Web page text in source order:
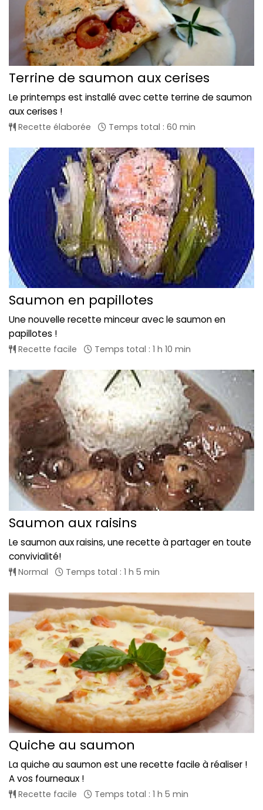
Terrine de saumon aux cerises
Le printemps est installé avec cette terrine de saumon
aux cerises !
Recette élaborée Temps total : 60 min
Saumon en papillotes
Une nouvelle recette minceur avec le saumon en
papillotes !
Recette facile Temps total : 1 h 10 min
Saumon aux raisins
Le saumon aux raisins, une recette à partager en toute
convivialité!
Normal Temps total : 1 h 5 min
Quiche au saumon
La quiche au saumon est une recette facile à réaliser !
A vos fourneaux !
Recette facile Temps total : 1 h 5 min